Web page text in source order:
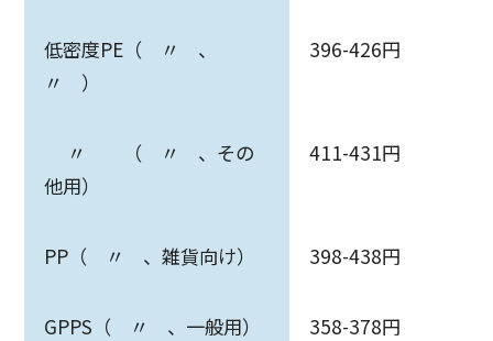
低密度PE（ 〃 、
〃 ）
396-426円
〃 （ 〃 、その
他用）
411-431円
PP（ 〃 、雑貨向け） 398-438円
GPPS（ 〃 、一般用） 358-378円